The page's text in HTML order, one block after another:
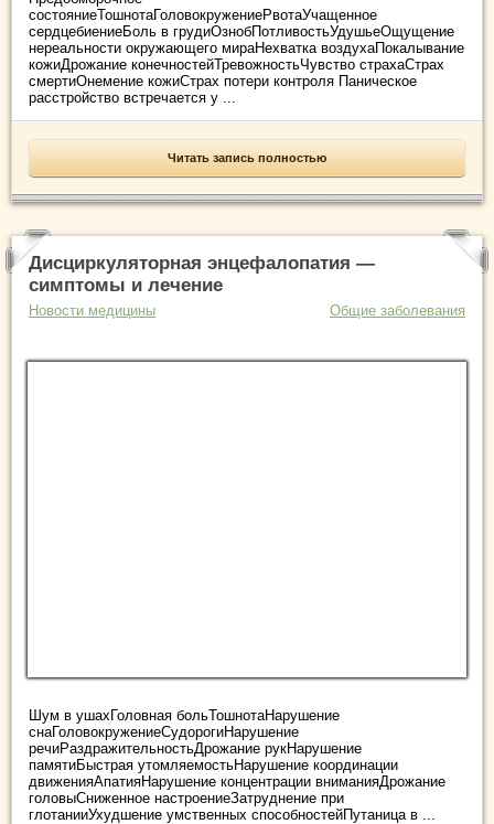
состояниеТошнотаГоловокружениеРвотаУчащенное
сердцебиениеБоль в грудиОзнобПотливостьУдушьеОщущение
нереальности окружающего мираНехватка воздухаПокалывание
кожиДрожание конечностейТревожностьЧувство страхаСтрах
смертиОнемение кожиСтрах потери контроля Паническое
расстройство встречается у ...
Читать запись полностью
Дисциркуляторная энцефалопатия —
симптомы и лечение
Новости медицины Общие заболевания
Шум в ушахГоловная больТошнотаНарушение
снаГоловокружениеСудорогиНарушение
речиРаздражительностьДрожание рукНарушение
памятиБыстрая утомляемостьНарушение координации
движенияАпатияНарушение концентрации вниманияДрожание
головыСниженное настроениеЗатруднение при
глотанииУхудшение умственных способностейПутаница в ...